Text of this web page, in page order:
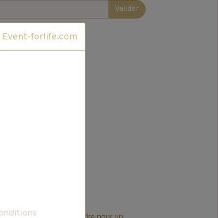
Valider
Cliquez ici pour accéder au site Event-forlife.com